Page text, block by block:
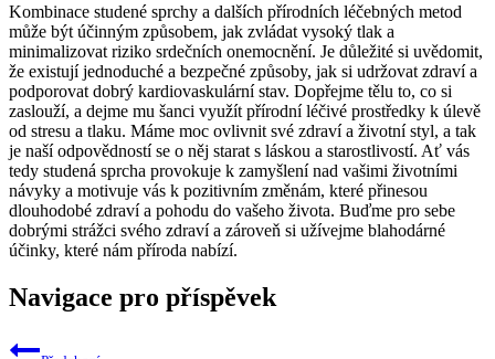
Kombinace studené sprchy a dalších přírodních léčebných metod
může být účinným způsobem, jak zvládat vysoký tlak a
minimalizovat riziko srdečních onemocnění. Je důležité si uvědomit,
že existují jednoduché a bezpečné způsoby, jak si udržovat zdraví a
podporovat dobrý kardiovaskulární stav. Dopřejme tělu to, co si
zaslouží, a dejme mu šanci využít přírodní léčivé prostředky k úlevě
od stresu a tlaku. Máme moc ovlivnit své zdraví a životní styl, a tak
je naší odpovědností se o něj starat s láskou a starostlivostí. Ať vás
tedy studená sprcha provokuje k zamyšlení nad vašimi životními
návyky a motivuje vás k pozitivním změnám, které přinesou
dlouhodobé zdraví a pohodu do vašeho života. Buďme pro sebe
dobrými strážci svého zdraví a zároveň si užívejme blahodárné
účinky, které nám příroda nabízí.
Navigace pro příspěvek